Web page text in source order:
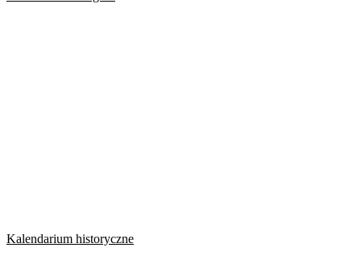
Kalendarium historyczne